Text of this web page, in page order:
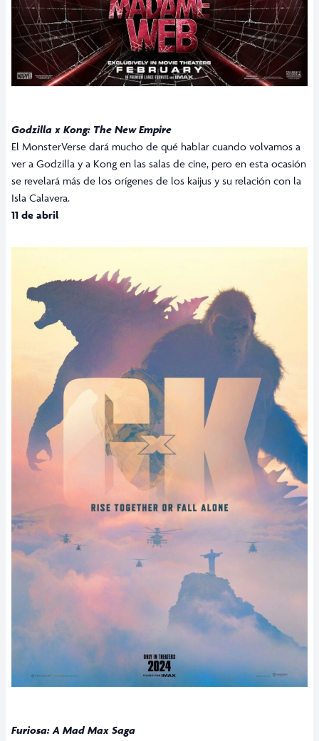
Godzilla x Kong: The New Empire
El MonsterVerse dará mucho de qué hablar cuando volvamos a
ver a Godzilla y a Kong en las salas de cine, pero en esta ocasión
se revelará más de los orígenes de los kaijus y su relación con la
Isla Calavera.
11 de abril
Furiosa: A Mad Max Saga